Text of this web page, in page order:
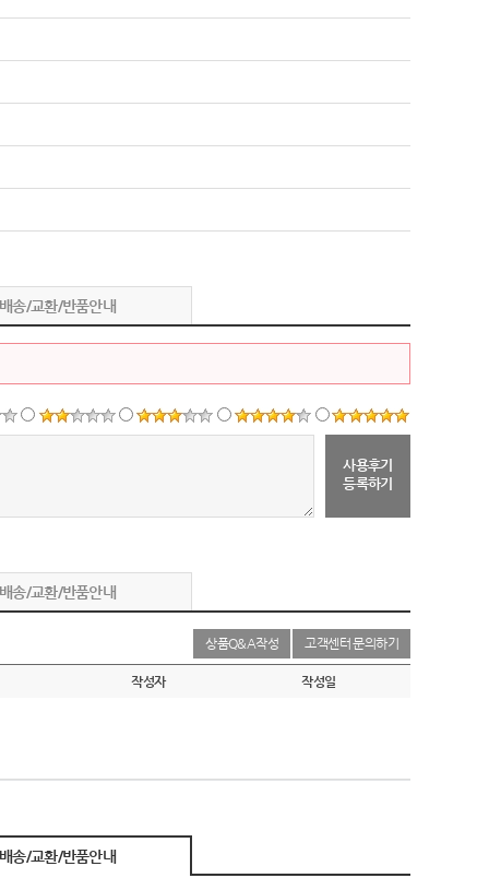
배송/교환/반품안내
사용후기
등록하기
배송/교환/반품안내
상품Q&A작성 고객센터 문의하기
작성자 작성일
배송/교환/반품안내